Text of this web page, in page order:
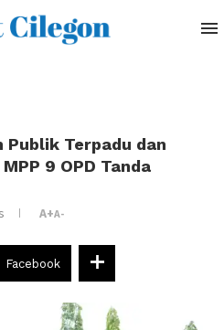
Publik Terpadu dan
9 OPD Tanda
A+A-
Facebook